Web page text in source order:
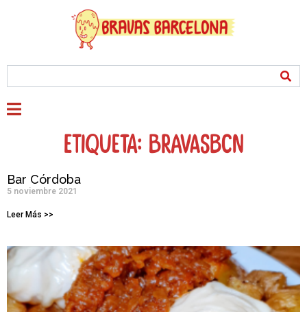
Etiqueta: BravasBCN
Bar Córdoba
5 noviembre 2021
Leer Más >>